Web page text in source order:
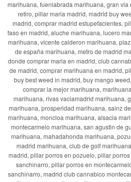
marihuana, fuenlabrada marihuana, gran
retiro, pillar maria madrid, madrid buy
madrid, comprar madrid estupefacientes,
faso en madrid, aluche marihuana, lucero
marihuana, vicente calderon marihuana,
de españa marihuana, metro de madrid
donde comprar maria en madrid, club
de madrid, comprar marihuana en madrid,
buy best weed in madrid, buy mango
comprar la mejor marihuana,
marihuana, rivas vaciamadrid marihuana,
marihuana, prosperidad marihuana, sainz
marihuana, moncloa marihuana, alsacia
montecarmelo marihuana, san agustin de
marihuana, mahadahonda marihuana,
madrid marihuana, club de golf
madrid, pillar porros en pozuelo, pillar
sanchinarro, pillar porros en
sanchinarro, madrid club cannabico